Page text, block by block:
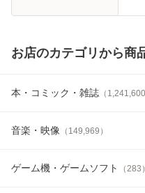
お店のカテゴリから商
本・コミック・雑誌 （ 1,241,600
音楽・映像 （ 149,969 ）
ゲーム機・ゲームソフト （283 ）